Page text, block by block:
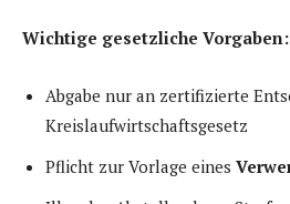
Wichtige gesetzliche Vorgaben:
Abgabe nur an zertifizierte
Kreislaufwirtschaftsgesetz
Pflicht zur Vorlage eines